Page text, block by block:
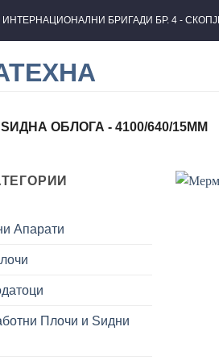
ИНТЕРНАЦИОНАЛНИ БРИГАДИ БР. 4 -
ЅИДНА ОБЛОГА - 4100/640/15MM
Апарати
Плочи и Ѕидни